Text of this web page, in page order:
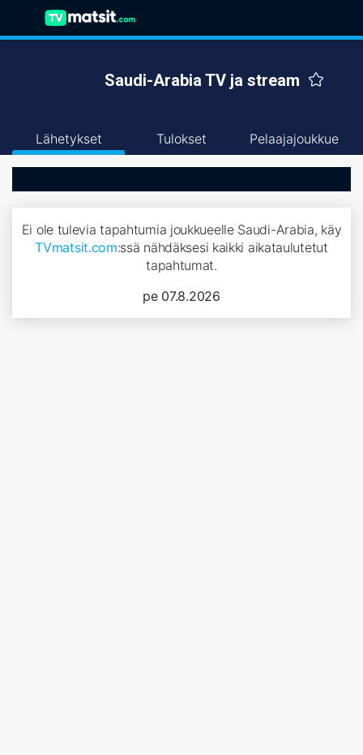
Saudi-Arabia TV ja stream
Lähetykset Tulokset Pelaajajoukkue
Ei ole tulevia tapahtumia joukkueelle Saudi-Arabia, käy
TVmatsit.com:ssä nähdäksesi kaikki aikataulutetut
tapahtumat.
pe 07.8.2026